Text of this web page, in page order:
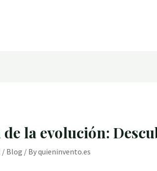
la evolución:
/ Blog / Byquieninvento.es